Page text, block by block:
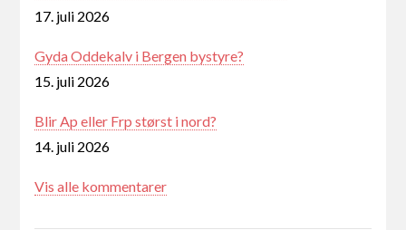
17. juli 2026
Gyda Oddekalv i Bergen bystyre?
15. juli 2026
Blir Ap eller Frp størst i nord?
14. juli 2026
Vis alle kommentarer